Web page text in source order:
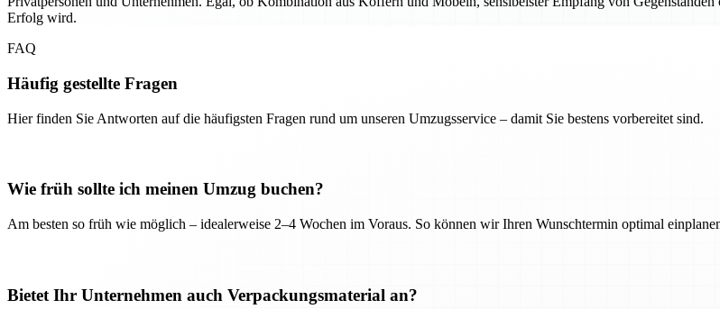
Erfolg wird.
FAQ
Häufig gestellte Fragen
Hier finden Sie Antworten auf die häufigsten Fragen rund um unseren Umzugsservice – damit Sie bestens vorbereitet sind.
Wie früh sollte ich meinen Umzug buchen?
Am besten so früh wie möglich – idealerweise 2–4 Wochen im Voraus. So können wir Ihren Wunschtermin optimal
Bietet Ihr Unternehmen auch Verpackungsmaterial an?